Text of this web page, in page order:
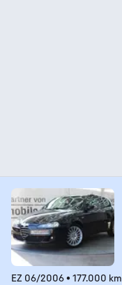
EZ 06/2006• 177.000 km